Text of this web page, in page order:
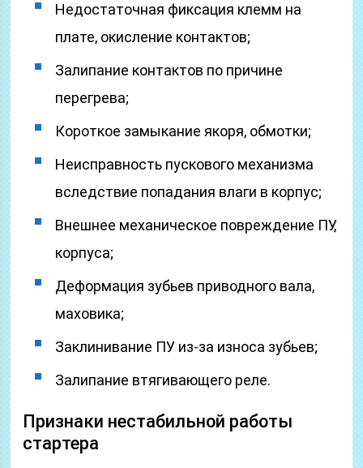
Недостаточная фиксация клемм на
плате, окисление контактов;
Залипание контактов по причине
перегрева;
Короткое замыкание якоря, обмотки;
Неисправность пускового механизма
вследствие попадания влаги в корпус;
Внешнее механическое повреждение ПУ,
корпуса;
Деформация зубьев приводного вала,
маховика;
Заклинивание ПУ из-за износа зубьев;
Залипание втягивающего реле.
Признаки нестабильной работы
стартера